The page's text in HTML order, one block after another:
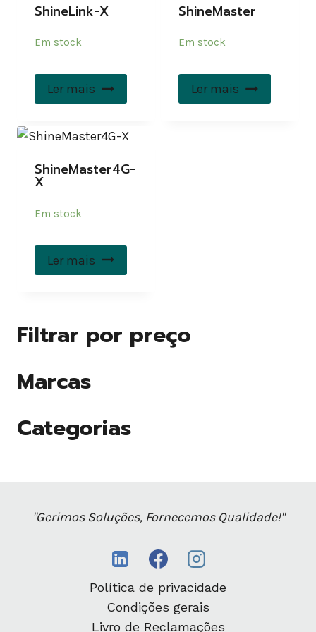
ShineLink-X
Em stock
Ler mais
ShineMaster
Em stock
Ler mais
ShineMaster4G-
X
Em stock
Ler mais
Filtrar por preço
Marcas
Categorias
"Gerimos Soluções, Fornecemos Qualidade!"
Política de privacidade
Condições gerais
Livro de Reclamações